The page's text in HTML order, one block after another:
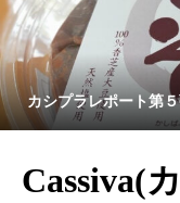
カシプラレポート第
Cassiva(